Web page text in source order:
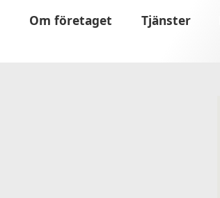
Om företaget Tjänster